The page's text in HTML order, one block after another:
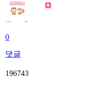
0
댓글
196743